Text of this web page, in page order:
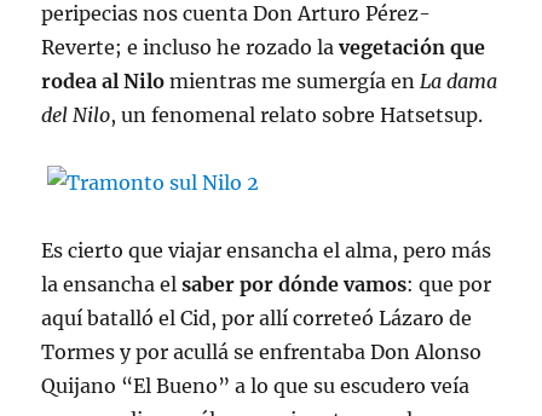
peripecias nos cuenta Don Arturo Pérez-
Reverte; e incluso he rozado lavegetación que
rodea al Nilo mientras me sumergía enLa dama
del Nilo, un fenomenal relato sobre Hatsetsup.
Es cierto que viajar ensancha el alma, pero más
la ensancha elsaber por dónde vamos: que por
aquí batalló el Cid, por allí correteó Lázaro de
Tormes y por acullá se enfrentaba Don Alonso
Quijano “El Bueno” a lo que su escudero veía